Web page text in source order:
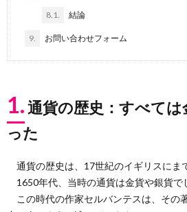
8.1. 結論
9. お問い合わせフォーム
1.通貨の歴史：すべては
った
通貨の歴史は、17世紀のイギリスにま
1650年代、当時の通貨は金貨や銀貨で
この時代の作家セルバンテスは、その